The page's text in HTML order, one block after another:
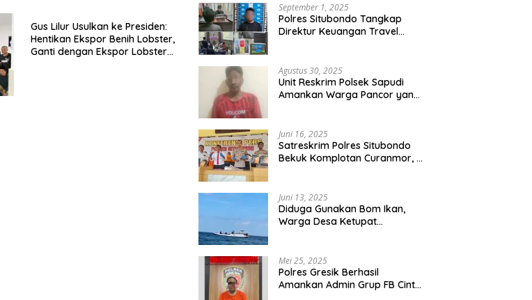
Gus Lilur Usulkan ke Presiden:
Hentikan Ekspor Benih Lobster,
Ganti dengan Ekspor Lobster
September 1, 2025
Polres Situbondo Tangkap
Direktur Keuangan Travel
Agustus 30, 2025
Unit Reskrim Polsek Sapudi
Amankan Warga Pancor yang
Juni 16, 2025
Satreskrim Polres Situbondo
Bekuk Komplotan Curanmor, 9
Juni 13, 2025
Diduga Gunakan Bom Ikan,
Warga Desa Ketupat
Mei 25, 2025
Polres Gresik Berhasil
Amankan Admin Grup FB Cinta